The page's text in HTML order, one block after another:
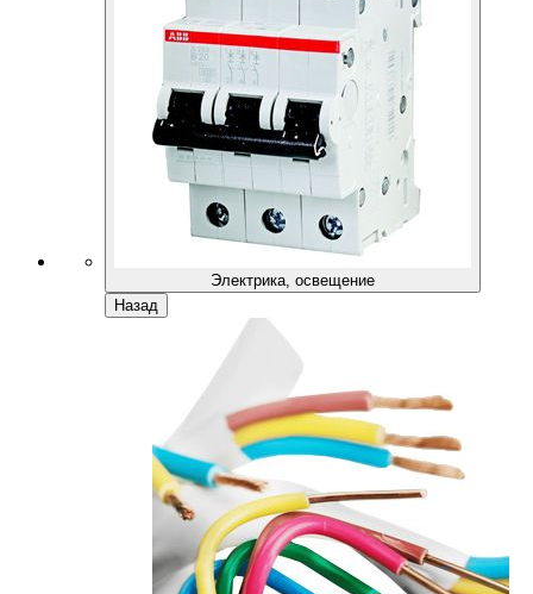
Электрика, освещение
Назад